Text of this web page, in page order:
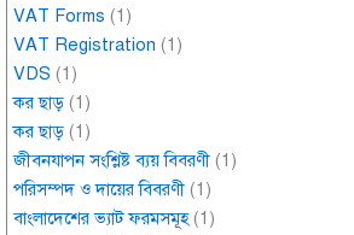
VAT Forms (1)
VAT Registration (1)
VDS (1)
কর ছাড় (1)
কর ছাড় (1)
জীবনযাপন সংশ্লিষ্ট ব্যয় বিবরণী (1)
পরিসম্পদ ও দায়ের বিবরণী (1)
বাংলাদেশের ভ্যাট ফরমসমূহ(1)